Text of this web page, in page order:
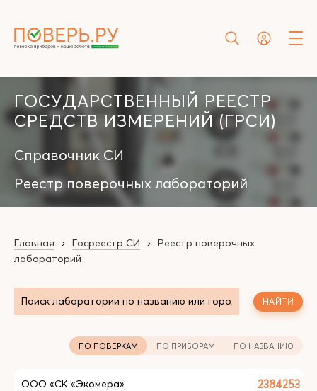
ГОСУДАРСТВЕННЫЙ РЕЕСТР
СРЕДСТВ ИЗМЕРЕНИЙ (ГРСИ)
Справочник СИ
Реестр поверочных лабораторий
Главная Госреестр СИ
Реестр поверочных
лабораторий
НАЙТИ
ПО ПОВЕРКАМ ПО ПРИБОРАМ ПО НАЗВАНИЮ
ООО «СК «Экомера»
2384253